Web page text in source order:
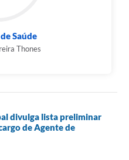
Saúde
Thones
divulga lista preliminar
de Agente de